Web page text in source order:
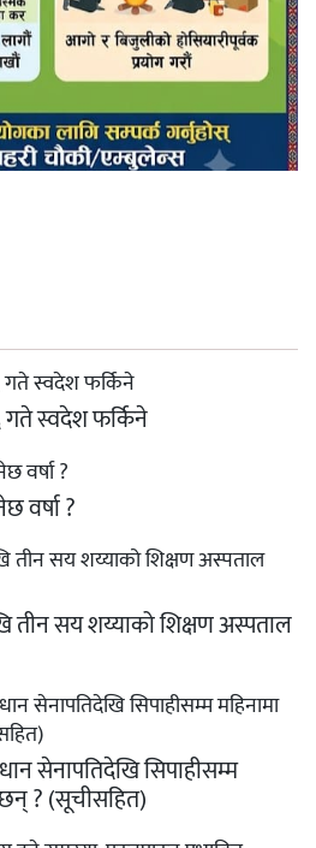
गते स्वदेश फर्किने
वर्षा ?
तीन सय शय्याको शिक्षण अस्पताल
सेनापतिदेखि सिपाहीसम्म
? (सूचीसहित)